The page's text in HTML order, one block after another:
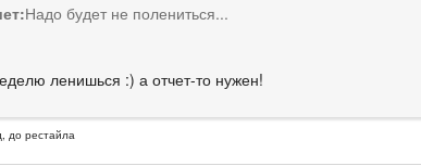
Надо будет не полениться...
ленишься :) а отчет-то нужен!
до рестайла